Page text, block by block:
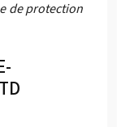
de protection